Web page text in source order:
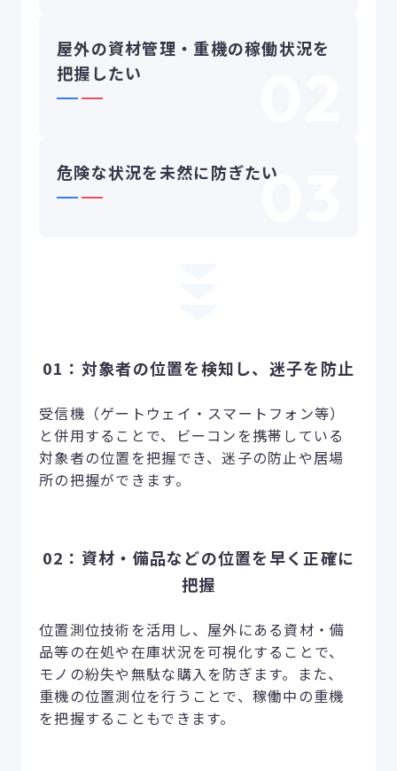
屋外の資材管理・重機の稼働状況を
把握したい
危険な状況を未然に防ぎたい
01：対象者の位置を検知し、迷子を防止
受信機（ゲートウェイ・スマートフォン等）
と併用することで、ビーコンを携帯している
対象者の位置を把握でき、迷子の防止や居場
所の把握ができます。
02：資材・備品などの位置を早く正確に
把握
位置測位技術を活用し、屋外にある資材・備
品等の在処や在庫状況を可視化することで、
モノの紛失や無駄な購入を防ぎます。また、
重機の位置測位を行うことで、稼働中の重機
を把握することもできます。